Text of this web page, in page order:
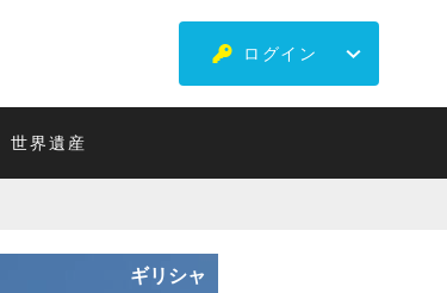
ログイン
世界遺産
ギリシャ